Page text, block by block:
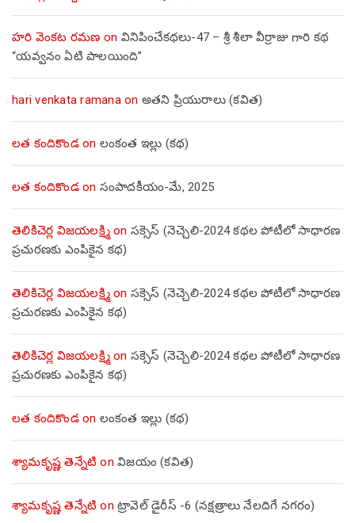
హరి వెంకట రమణ on వినిపించేకథలు-47 – శ్రీ శీలా వీర్రాజు గారి కథ
“యవ్వనం ఏటి పాలయింది”
hari venkata ramanaon అతని ప్రియురాలు (కవిత)
లత కందికొండon లంకంత ఇల్లు (కథ)
లత కందికొండon సంపాదకీయం-మే, 2025
తెలికిచెర్ల విజయలక్ష్మిon సక్సెస్ (నెచ్చెలి-2024 కథల పోటీలో సాధారణ
ప్రచురణకు ఎంపికైన కథ)
తెలికిచెర్ల విజయలక్ష్మిon సక్సెస్ (నెచ్చెలి-2024 కథల పోటీలో సాధారణ
ప్రచురణకు ఎంపికైన కథ)
తెలికిచెర్ల విజయలక్ష్మిon సక్సెస్ (నెచ్చెలి-2024 కథల పోటీలో సాధారణ
ప్రచురణకు ఎంపికైన కథ)
లత కందికొండon లంకంత ఇల్లు (కథ)
శ్యామకృష్ణ తెన్నేటి on విజయం (కవిత)
శ్యామకృష్ణ తెన్నేటి on ట్రావెల్ డైరీస్ -6 (నక్షత్రాలు నేలదిగే నగరం)